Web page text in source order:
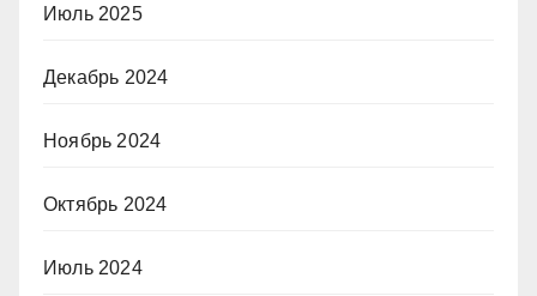
Июль 2025
Декабрь 2024
Ноябрь 2024
Октябрь 2024
Июль 2024